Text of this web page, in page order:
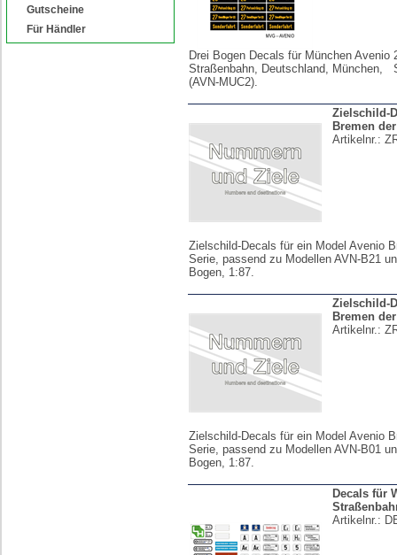
Gutscheine
Für Händler
Drei Bogen Decals für München Avenio
Straßenbahn, Deutschland, München,
(AVN-MUC2).
Zielschild-
Bremen
Artikelnr.:
Zielschild-Decals für ein Model Avenio
Serie, passend zu Modellen AVN-B21
Bogen, 1:87.
Zielschild-
Bremen
Artikelnr.:
Zielschild-Decals für ein Model Avenio
Serie, passend zu Modellen AVN-B01
Bogen, 1:87.
Decals für
Artikelnr.: